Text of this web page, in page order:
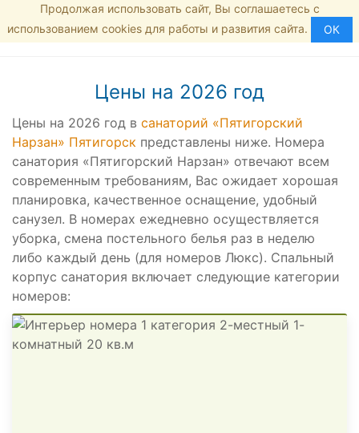
8 (800) 555-35-46 МЕНЮ
Главная страница
Номера и цены
Цены на 2026 год
Цены на 2026 год в санаторий «Пятигорский
Нарзан» Пятигорск представлены ниже. Номера
санатория «Пятигорский Нарзан» отвечают всем
современным требованиям, Вас ожидает хорошая
планировка, качественное оснащение, удобный
санузел. В номерах ежедневно осуществляется
уборка, смена постельного белья раз в неделю
либо каждый день (для номеров Люкс). Спальный
корпус санатория включает следующие категории
номеров:
Продолжая использовать сайт, Вы соглашаетесь с
использованием cookies для работы и развития сайта.
ОК